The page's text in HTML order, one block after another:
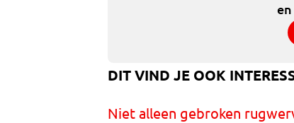
DIT VIND JE OOK
Niet alleen gebroken